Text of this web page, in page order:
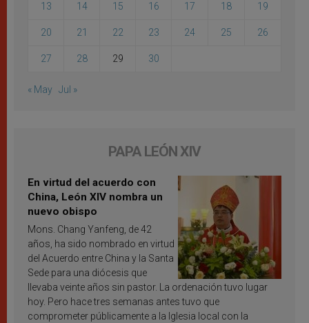
13 14 15 16 17 18 19
20 21 22 23 24 25 26
27 28 29 30
« May Jul »
PAPA LEÓN XIV
En virtud del acuerdo con
China, León XIV nombra un
nuevo obispo
Mons. Chang Yanfeng, de 42
años, ha sido nombrado en virtud
del Acuerdo entre China y la Santa
Sede para una diócesis que
llevaba veinte años sin pastor. La ordenación tuvo lugar
hoy. Pero hace tres semanas antes tuvo que
comprometer públicamente a la Iglesia local con la